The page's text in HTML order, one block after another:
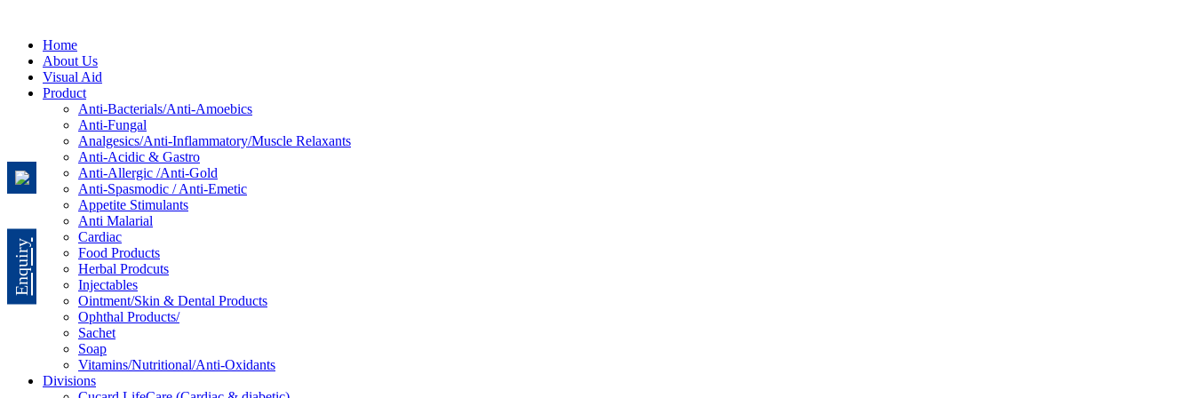
Enquiry
Home
About Us
Visual Aid
Product
Anti-Bacterials/Anti-Amoebics
Anti-Fungal
Analgesics/Anti-Inflammatory/Muscle Relaxants
Anti-Acidic & Gastro
Anti-Allergic /Anti-Gold
Anti-Spasmodic / Anti-Emetic
Appetite Stimulants
Anti Malarial
Cardiac
Food Products
Herbal Prodcuts
Injectables
Ointment/Skin & Dental Products
Ophthal Products/
Sachet
Soap
Vitamins/Nutritional/Anti-Oxidants
Divisions